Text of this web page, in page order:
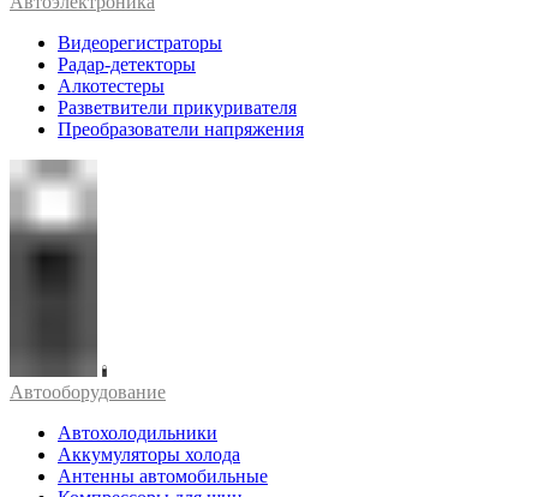
Видеорегистраторы
Радар-детекторы
Алкотестеры
Разветвители прикуривателя
Преобразователи напряжения
Автооборудование
Автохолодильники
Аккумуляторы холода
Антенны автомобильные